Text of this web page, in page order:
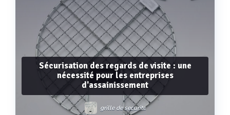
Sécurisation des regards de visite : une
nécessité pour les entreprises
d'assainissement
grille de securite